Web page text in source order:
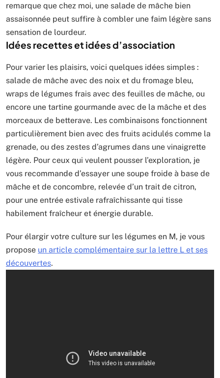
remarque que chez moi, une salade de mâche bien
assaisonnée peut suffire à combler une faim légère sans
sensation de lourdeur.
Idées recettes et idées d’association
Pour varier les plaisirs, voici quelques idées simples :
salade de mâche avec des noix et du fromage bleu,
wraps de légumes frais avec des feuilles de mâche, ou
encore une tartine gourmande avec de la mâche et des
morceaux de betterave. Les combinaisons fonctionnent
particulièrement bien avec des fruits acidulés comme la
grenade, ou des zestes d’agrumes dans une vinaigrette
légère. Pour ceux qui veulent pousser l’exploration, je
vous recommande d’essayer une soupe froide à base de
mâche et de concombre, relevée d’un trait de citron,
pour une entrée estivale rafraîchissante qui tisse
habilement fraîcheur et énergie durable.
Pour élargir votre culture sur les légumes en M, je vous
propose un article complémentaire sur la lettre L et ses
découvertes.